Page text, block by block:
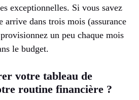
exceptionnelles. Si vous savez
arrive dans trois mois (assurance
un peu chaque mois
le budget.
votre tableau de
routine financière ?